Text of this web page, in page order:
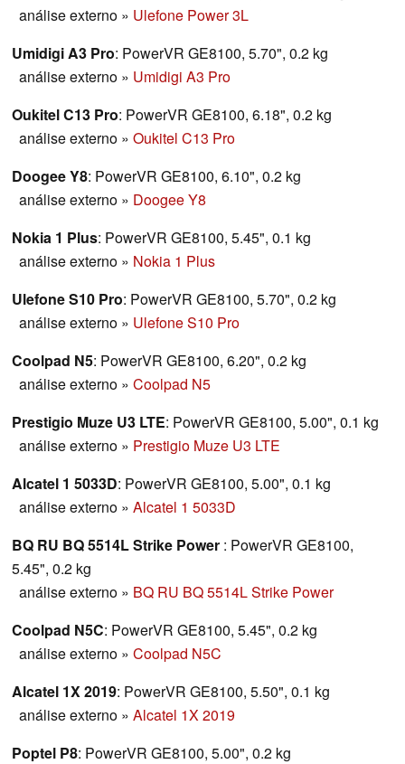
análise externo » Ulefone Power 3L
Umidigi A3 Pro: PowerVR GE8100, 5.70", 0.2 kg
análise externo » Umidigi A3 Pro
Oukitel C13 Pro: PowerVR GE8100, 6.18", 0.2 kg
análise externo » Oukitel C13 Pro
Doogee Y8: PowerVR GE8100, 6.10", 0.2 kg
análise externo » Doogee Y8
Nokia 1 Plus: PowerVR GE8100, 5.45", 0.1 kg
análise externo » Nokia 1 Plus
Ulefone S10 Pro: PowerVR GE8100, 5.70", 0.2 kg
análise externo » Ulefone S10 Pro
Coolpad N5: PowerVR GE8100, 6.20", 0.2 kg
análise externo » Coolpad N5
Prestigio Muze U3 LTE: PowerVR GE8100, 5.00", 0.1 kg
análise externo » Prestigio Muze U3 LTE
Alcatel 1 5033D: PowerVR GE8100, 5.00", 0.1 kg
análise externo » Alcatel 1 5033D
BQ RU BQ 5514L Strike Power : PowerVR GE8100,
5.45", 0.2 kg
análise externo » BQ RU BQ 5514L Strike Power
Coolpad N5C: PowerVR GE8100, 5.45", 0.2 kg
análise externo » Coolpad N5C
Alcatel 1X 2019: PowerVR GE8100, 5.50", 0.1 kg
análise externo » Alcatel 1X 2019
Poptel P8: PowerVR GE8100, 5.00", 0.2 kg